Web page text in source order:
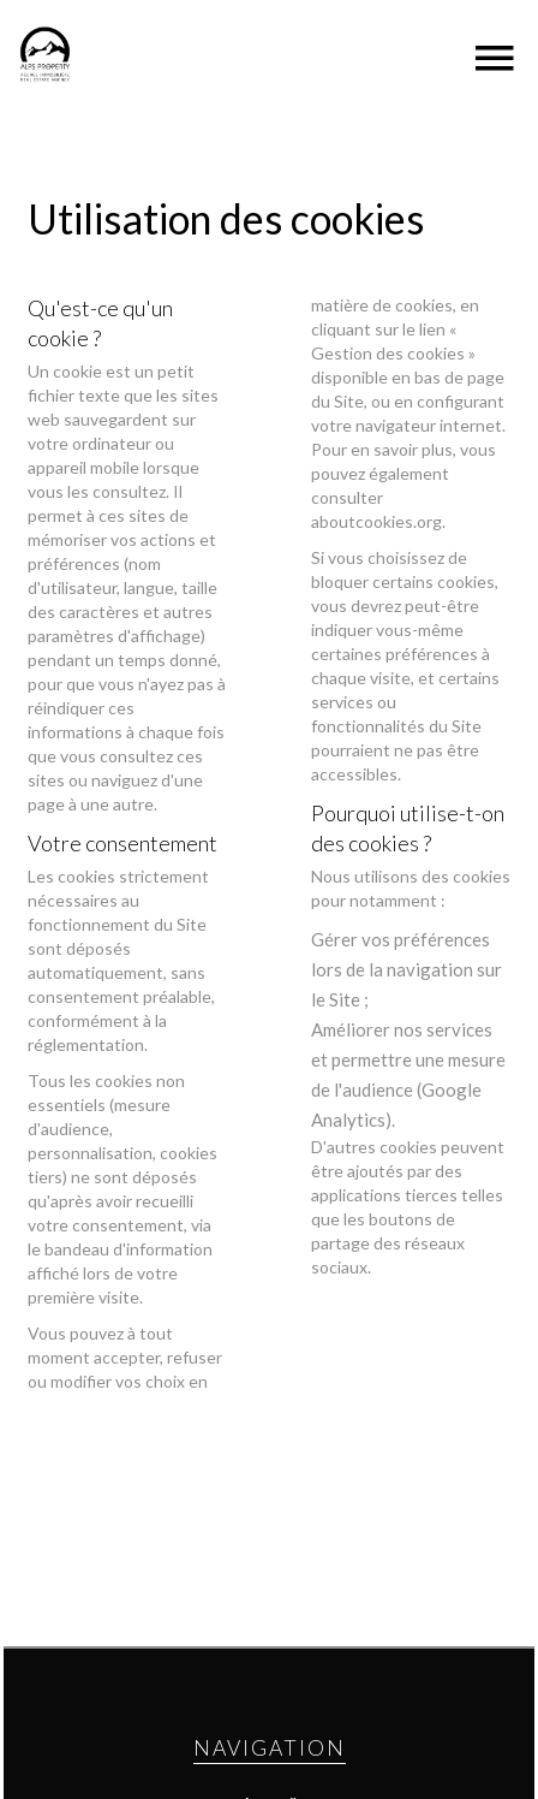
Utilisation des cookies
Qu'est-ce qu'un
cookie ?
Un cookie est un petit
fichier texte que les sites
web sauvegardent sur
votre ordinateur ou
appareil mobile lorsque
vous les consultez. Il
permet à ces sites de
mémoriser vos actions et
préférences (nom
d'utilisateur, langue, taille
des caractères et autres
paramètres d'affichage)
pendant un temps donné,
pour que vous n'ayez pas à
réindiquer ces
informations à chaque fois
que vous consultez ces
sites ou naviguez d'une
page à une autre.
Votre consentement
Les cookies strictement
nécessaires au
fonctionnement du Site
sont déposés
automatiquement, sans
consentement préalable,
conformément à la
réglementation.
Tous les cookies non
essentiels (mesure
d'audience,
personnalisation, cookies
tiers) ne sont déposés
qu'après avoir recueilli
votre consentement, via
le bandeau d'information
affiché lors de votre
première visite.
Vous pouvez à tout
moment accepter, refuser
ou modifier vos choix en
matière de cookies, en
cliquant sur le lien «
Gestion des cookies »
disponible en bas de page
du Site, ou en configurant
votre navigateur internet.
Pour en savoir plus, vous
pouvez également
consulter
aboutcookies.org.
Si vous choisissez de
bloquer certains cookies,
vous devrez peut-être
indiquer vous-même
certaines préférences à
chaque visite, et certains
services ou
fonctionnalités du Site
pourraient ne pas être
accessibles.
Pourquoi utilise-t-on
des cookies ?
Nous utilisons des cookies
pour notamment :
Gérer vos préférences
lors de la navigation sur
le Site ;
Améliorer nos services
et permettre une mesure
de l'audience (Google
Analytics).
D'autres cookies peuvent
être ajoutés par des
applications tierces telles
que les boutons de
partage des réseaux
sociaux.
NAVIGATION